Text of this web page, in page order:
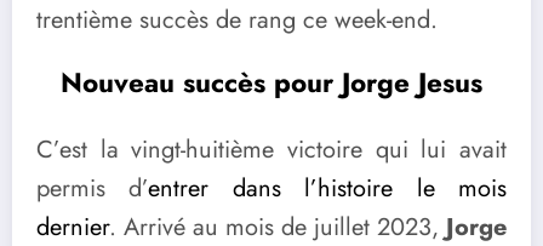
trentième succès de rang ce week-end.
Nouveau succès pour Jorge Jesus
C’est la vingt-huitième victoire qui lui avait
permis d’entrer dans l’histoire le mois
dernier. Arrivé au mois de juillet 2023, Jorge